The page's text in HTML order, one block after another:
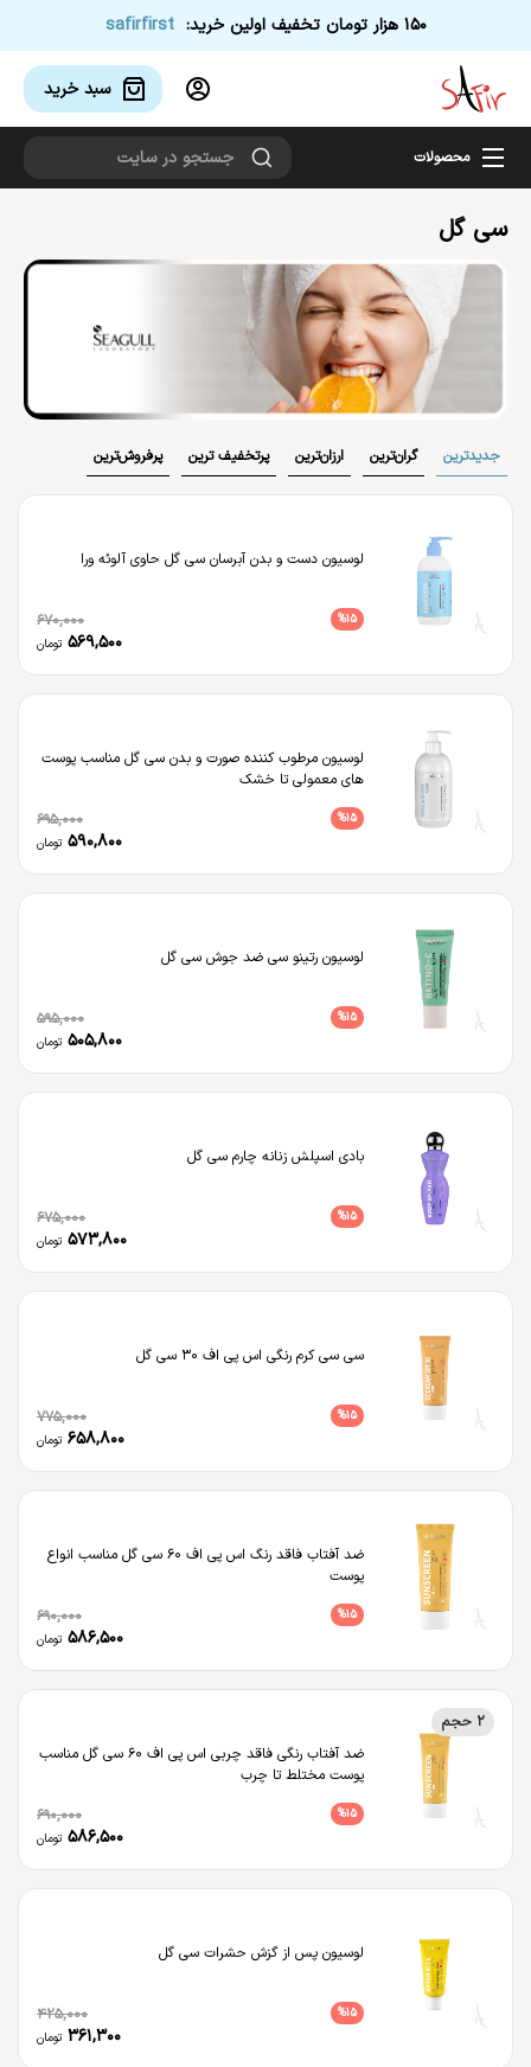
150 هزار تومان تخفیف اولین خرید: safirfirst
سبد خرید
محصولات
سی گل
جدیدترین گران‌ترین ارزان‌ترین پر‌تخفیف ترین پر‌فروش‌ترین
لوسیون دست و بدن آبرسان سی گل حاوی آلوئه ورا
670,000 %15
569,500 تومان
لوسیون مرطوب کننده صورت و بدن سی گل مناسب پوست
های معمولی تا خشک
695,000
%15
590,800 تومان
لوسیون رتینو سی ضد جوش سی گل
595,000 %15
505,800 تومان
بادی اسپلش زنانه چارم سی گل
675,000 %15
573,800 تومان
سی سی کرم رنگی اس پی اف 30 سی گل
775,000 %15
658,800 تومان
ضد آفتاب فاقد رنگ اس پی اف 60 سی گل مناسب انواع
پوست
690,000
%15
586,500 تومان
2 حجم
ضد آفتاب رنگی فاقد چربی اس پی اف 60 سی گل مناسب
پوست مختلط تا چرب
690,000
%15
586,500 تومان
لوسیون پس از گزش حشرات سی گل
425,000 %15
361,300 تومان